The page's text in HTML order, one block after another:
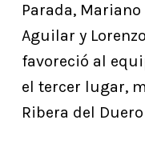
Parada, Mariano
Aguilar y
favoreció al
el tercer lugar,
Ribera del